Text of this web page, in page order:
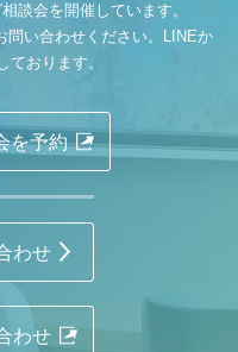
談会を開催しています。
問い合わせください。LINEか
ております。
を予約
わせ
わせ